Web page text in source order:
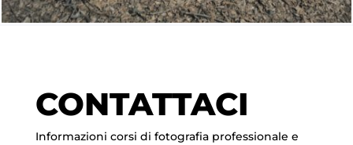
CONTATTACI
Informazioni corsi di fotografia professionale e